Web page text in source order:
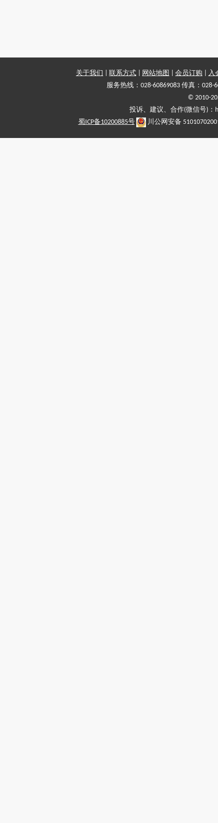
关于我们 联系方式 网站地图 会员订购
入
服务热线：028-60869083 传真：028-
© 2010-
投诉、建议、合作(微信号)
蜀ICP备10200885号
川公网安备